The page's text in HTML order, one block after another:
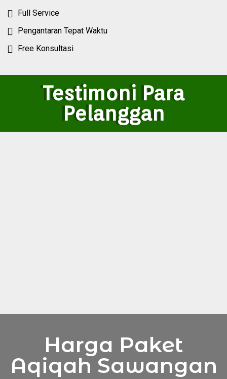
Full Service
Pengantaran Tepat Waktu
Free Konsultasi
Testimoni Para
Pelanggan
Harga Paket
Aqiqah Sawangan